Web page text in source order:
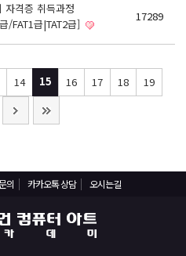
자격증 취득과정
/FAT1급|TAT2급]
17289
14 15 16 17 18
19
의 카카오톡 상담 오시는길